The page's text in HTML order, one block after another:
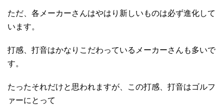
ただ、各メーカーさんはやはり新しいものは必ず進化して
います。
打感、打音はかなりこだわっているメーカーさんも多いで
す。
たったそれだけと思われますが、この打感、打音はゴルフ
ァーにとって